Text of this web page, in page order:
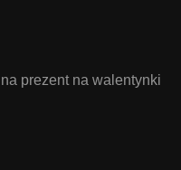
prezent na walentynki